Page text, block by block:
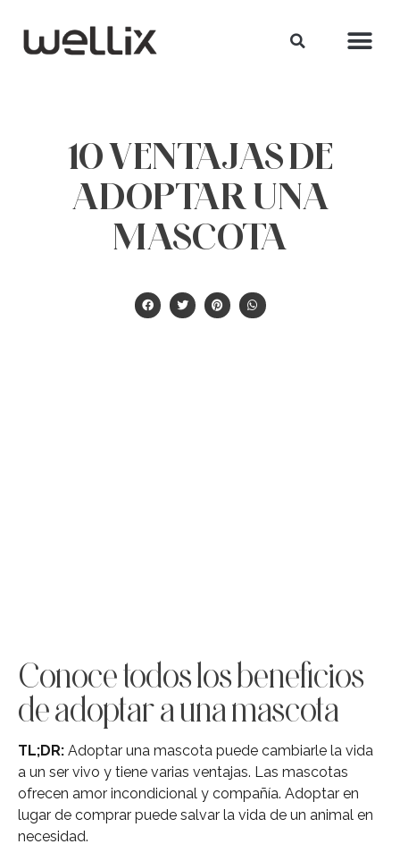
10 VENTAJAS DE
ADOPTAR UNA
MASCOTA
Conoce todos los beneficios
de adoptar a una mascota
TL;DR: Adoptar una mascota puede cambiarle la vida
a un ser vivo y tiene varias ventajas. Las mascotas
ofrecen amor incondicional y compañía. Adoptar en
lugar de comprar puede salvar la vida de un animal en
necesidad.